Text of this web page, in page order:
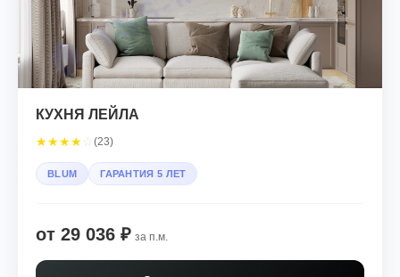
КУХНЯ ЛЕЙЛА
★★★★ (23)
BLUM ГАРАНТИЯ 5 ЛЕТ
от 29 036 ₽ за п.м.